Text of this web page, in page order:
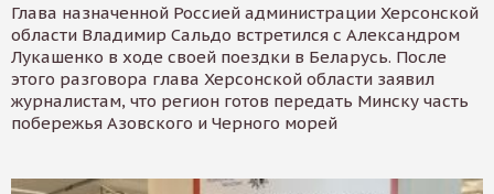
Глава назначенной Россией администрации Херсонской
области Владимир Сальдо встретился с Александром
Лукашенко в ходе своей поездки в Беларусь. После
этого разговора глава Херсонской области заявил
журналистам, что регион готов передать Минску часть
побережья Азовского и Черного морей